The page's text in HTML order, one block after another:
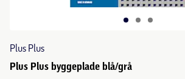
Plus Plus
Plus Plus byggeplade blå/grå